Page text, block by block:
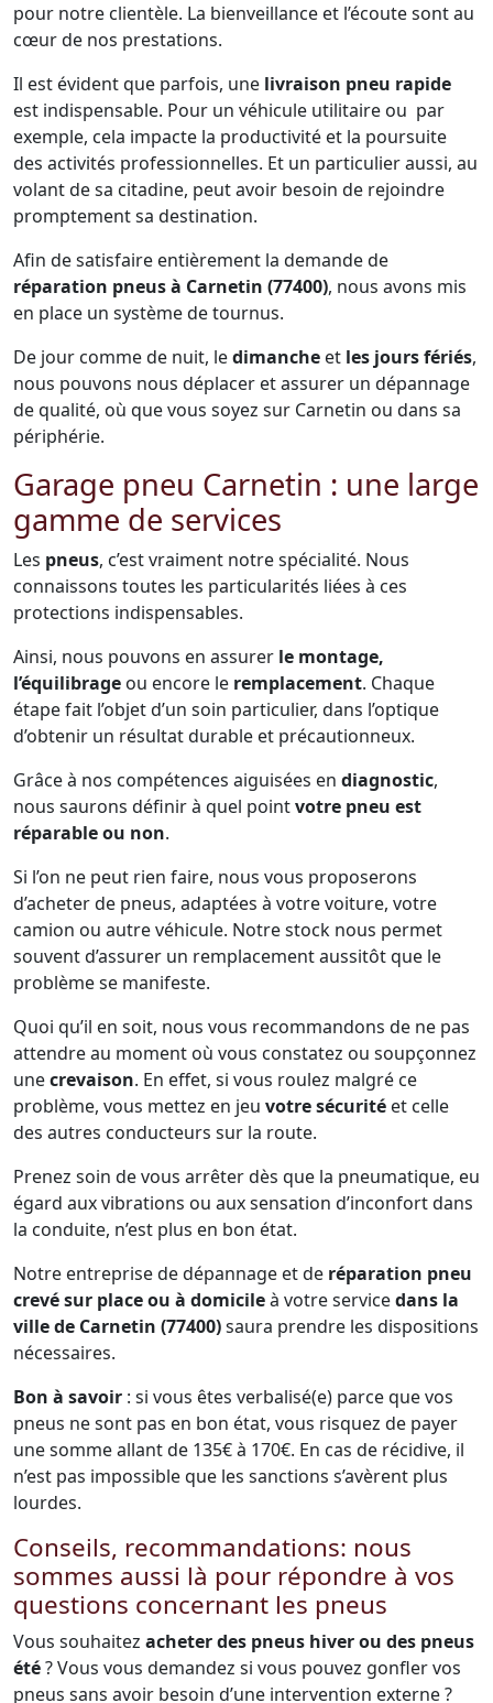
pour notre clientèle. La bienveillance et l’écoute sont au
cœur de nos prestations.
Il est évident que parfois, une livraison pneu rapide
est indispensable. Pour un véhicule utilitaire ou par
exemple, cela impacte la productivité et la poursuite
des activités professionnelles. Et un particulier aussi, au
volant de sa citadine, peut avoir besoin de rejoindre
promptement sa destination.
Afin de satisfaire entièrement la demande de
réparation pneus à Carnetin (77400), nous avons mis
en place un système de tournus.
De jour comme de nuit, ledimanche et les jours fériés,
nous pouvons nous déplacer et assurer un dépannage
de qualité, où que vous soyez sur Carnetin ou dans sa
périphérie.
Garage pneu Carnetin : une large
gamme de services
Les pneus, c’est vraiment notre spécialité. Nous
connaissons toutes les particularités liées à ces
protections indispensables.
Ainsi, nous pouvons en assurer le montage,
l’équilibrage ou encore le remplacement. Chaque
étape fait l’objet d’un soin particulier, dans l’optique
d’obtenir un résultat durable et précautionneux.
Grâce à nos compétences aiguisées en diagnostic,
nous saurons définir à quel pointvotre pneu est
réparable ou non.
Si l’on ne peut rien faire, nous vous proposerons
d’acheter de pneus, adaptées à votre voiture, votre
camion ou autre véhicule. Notre stock nous permet
souvent d’assurer un remplacement aussitôt que le
problème se manifeste.
Quoi qu’il en soit, nous vous recommandons de ne pas
attendre au moment où vous constatez ou soupçonnez
unecrevaison. En effet, si vous roulez malgré ce
problème, vous mettez en jeu votre sécurité et celle
des autres conducteurs sur la route.
Prenez soin de vous arrêter dès que la pneumatique, eu
égard aux vibrations ou aux sensation d’inconfort dans
la conduite, n’est plus en bon état.
Notre entreprise de dépannage et de réparation pneu
crevé sur place ou à domicileà votre servicedans la
ville de Carnetin (77400)saura prendre les dispositions
nécessaires.
Bon à savoir : si vous êtes verbalisé(e) parce que vos
pneus ne sont pas en bon état, vous risquez de payer
une somme allant de 135€ à 170€. En cas de récidive, il
n’est pas impossible que les sanctions s’avèrent plus
lourdes.
Conseils, recommandations: nous
sommes aussi là pour répondre à vos
questions concernant les pneus
Vous souhaitez acheter des pneus hiver ou des pneus
été? Vous vous demandez si vous pouvez gonfler vos
pneus sans avoir besoin d’une intervention externe ?